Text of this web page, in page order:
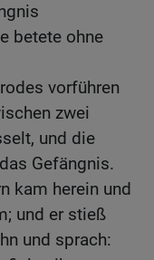
betete ohne
vorführen
zwei
und die
Gefängnis.
kam herein und
und er stieß
und sprach: